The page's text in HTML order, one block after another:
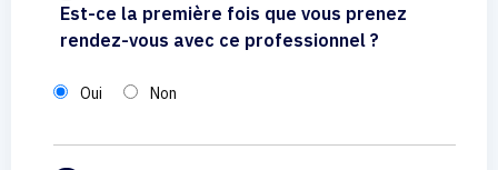
Est-ce la première fois que vous prenez
rendez-vous avec ce professionnel ?
Oui Non